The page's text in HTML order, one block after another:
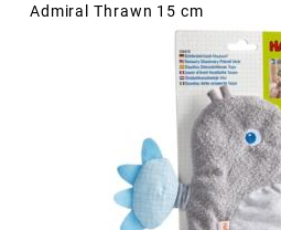
Admiral Thrawn 15 cm